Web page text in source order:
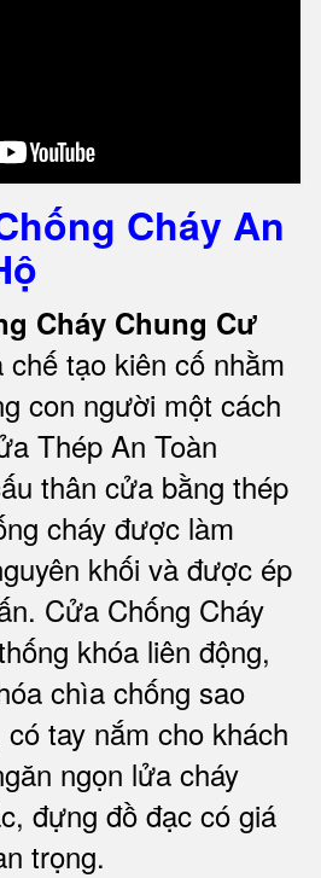
Cháy An
Cháy Chung Cư
tạo kiên cố nhằm
con người một cách
Thép An Toàn
thân cửa bằng thép
cháy được làm
khối và được ép
Cửa Chống Cháy
khóa liên động,
chìa chống sao
tay nắm cho khách
ngọn lửa cháy
đựng đồ đạc có giá
trọng.